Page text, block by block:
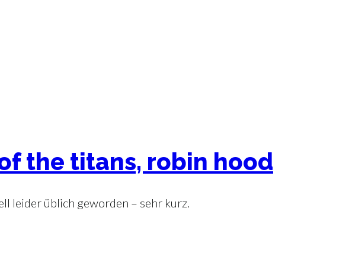
the titans, robin hood
leider üblich geworden – sehr kurz.